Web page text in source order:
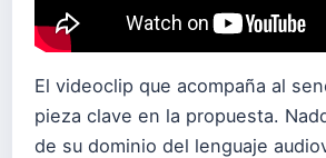
El videoclip que acompaña al
pieza clave en la propuesta.
de su dominio del lenguaje